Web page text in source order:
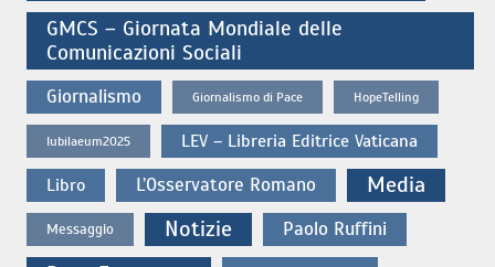
GMCS – Giornata Mondiale delle
Comunicazioni Sociali
Giornalismo Giornalismo di Pace HopeTelling
Iubilaeum2025 LEV – Libreria Editrice Vaticana
Libro L’Osservatore Romano Media
Messaggio Notizie Paolo Ruffini